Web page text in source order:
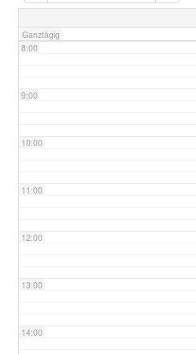
Ganztägig
8:00
9:00
10:00
11:00
12:00
13:00
14:00